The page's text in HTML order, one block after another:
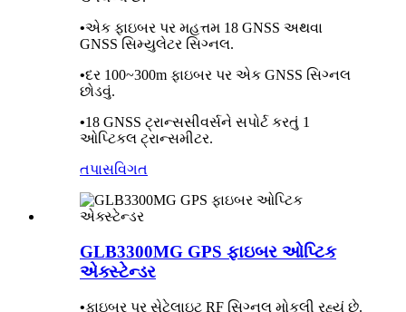
•એક ફાઇબર પર મહત્તમ 18 GNSS અથવા
GNSS સિમ્યુલેટર સિગ્નલ.
•દર 100~300m ફાઇબર પર એક GNSS સિગ્નલ
છોડવું.
•18 GNSS ટ્રાન્સસીવર્સને સપોર્ટ કરતું 1
ઓપ્ટિકલ ટ્રાન્સમીટર.
તપાસવિગત
GLB3300MG GPS ફાઇબર ઓપ્ટિક
એક્સ્ટેન્ડર
•ફાઇબર પર સેટેલાઇટ RF સિગ્નલ મોકલી રહ્યું છે.